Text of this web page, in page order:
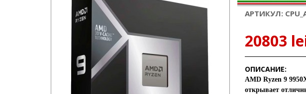
АРТИКУЛ:
20803
ОПИСАНИЕ:
AMD Ryzen 9
открывает